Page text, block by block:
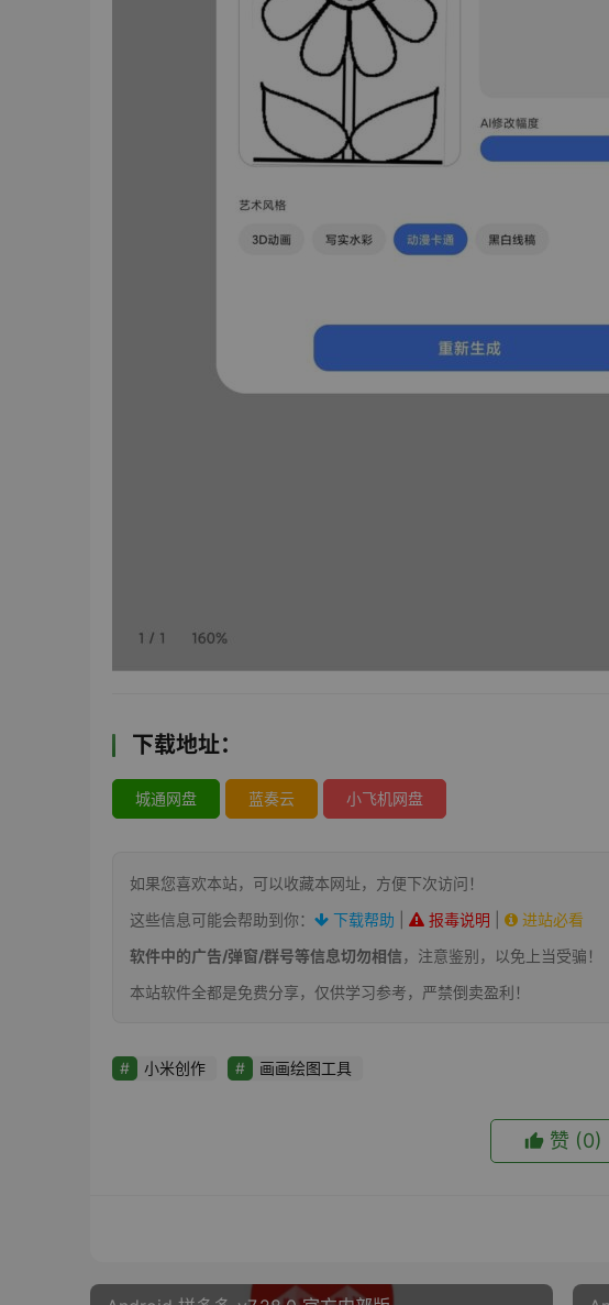
下载地址：
城通网盘 蓝奏云 小飞机网盘
如果您喜欢本站，可以收藏本网址，方便下次访问！
这些信息可能会帮助到你：
下载帮助 报毒说明
进站必看
软件中的广告/弹窗/群号等信息切勿相信，注意鉴别，以免上当受骗！
本站软件全都是免费分享，仅供学习参考，严禁倒卖盈利！
小米创作 画画绘图工具
赞 (0)